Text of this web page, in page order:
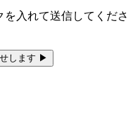
入れて送信してくださ